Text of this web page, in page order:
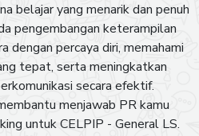
belajar yang menarik dan penuh
pengembangan keterampilan
dengan percaya diri, memahami
tepat, serta meningkatkan
secara efektif.
menjawab PR kamu
untuk CELPIP - General LS.